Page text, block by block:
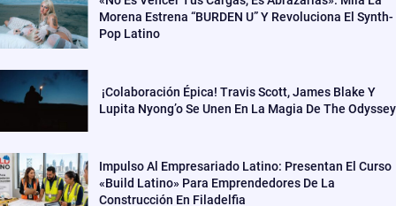
Morena Estrena “BURDEN U” Y Revoluciona El Synth-
Pop Latino
¡Colaboración Épica! Travis Scott, James Blake Y
Lupita Nyong’o Se Unen En La Magia De The Odyssey
Impulso Al Empresariado Latino: Presentan El Curso
«Build Latino» Para Emprendedores De La
Construcción En Filadelfia